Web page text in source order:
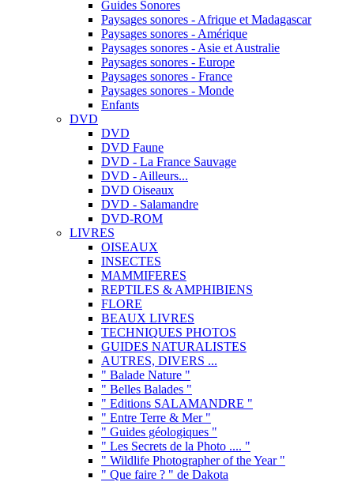
Guides Sonores
Paysages sonores - Afrique et Madagascar
Paysages sonores - Amérique
Paysages sonores - Asie et Australie
Paysages sonores - Europe
Paysages sonores - France
Paysages sonores - Monde
Enfants
DVD
DVD
DVD Faune
DVD - La France Sauvage
DVD - Ailleurs...
DVD Oiseaux
DVD - Salamandre
DVD-ROM
LIVRES
OISEAUX
INSECTES
MAMMIFERES
REPTILES & AMPHIBIENS
FLORE
BEAUX LIVRES
TECHNIQUES PHOTOS
GUIDES NATURALISTES
AUTRES, DIVERS ...
" Balade Nature "
" Belles Balades "
" Editions SALAMANDRE "
" Entre Terre & Mer "
" Guides géologiques "
" Les Secrets de la Photo .... "
" Wildlife Photographer of the Year "
" Que faire ? " de Dakota